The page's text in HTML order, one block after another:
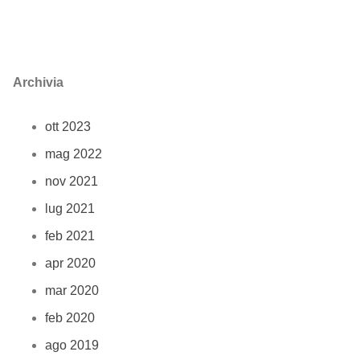
Archivia
ott 2023
mag 2022
nov 2021
lug 2021
feb 2021
apr 2020
mar 2020
feb 2020
ago 2019